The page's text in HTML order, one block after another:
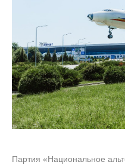
Партия «Национальное